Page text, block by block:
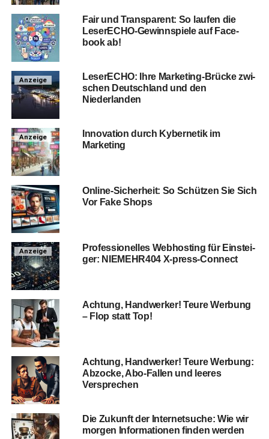
Fair und Trans­pa­rent: So lau­fen die
Lese­r­ECHO-Gewinn­spie­le auf Face­
book ab!
Anzeige
Lese­r­ECHO: Ihre Mar­ke­ting-Brü­cke zwi­
schen Deutsch­land und den
Niederlanden
Anzeige
Inno­va­ti­on durch Kyber­ne­tik im
Marketing
Online-Sicher­heit: So Schüt­zen Sie Sich
Vor Fake Shops
Anzeige
Pro­fes­sio­nel­les Web­hos­ting für Ein­stei­
ger: NIEMEHR404 X‑press-Con­nect
Ach­tung, Hand­wer­ker! Teu­re Wer­bung
– Flop statt Top!
Ach­tung, Hand­wer­ker! Teu­re Wer­bung:
Abzo­cke, Abo-Fal­len und lee­res
Versprechen
Die Zukunft der Inter­net­su­che: Wie wir
mor­gen Infor­ma­tio­nen fin­den werden